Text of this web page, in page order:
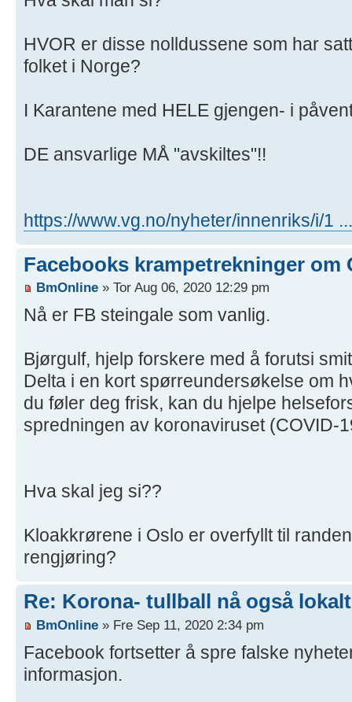
HVOR er disse nolldussene som har
folket i Norge?
I Karantene med HELE gjengen- i
DE ansvarlige MÅ "avskiltes"!!
https://www.vg.no/nyheter/innenriks/i/1
Facebooks krampetrekninger om
BmOnline » Tor Aug 06, 2020 12:29 pm
Nå er FB steingale som vanlig.
Bjørgulf, hjelp forskere med å forutsi
Delta i en kort spørreundersøkelse om
du føler deg frisk, kan du hjelpe
spredningen av koronaviruset (COVID-
Hva skal jeg si??
Kloakkrørene i Oslo er overfyllt til
rengjøring?
Re: Korona- tullball nå også
BmOnline » Fre Sep 11, 2020 2:34 pm
Facebook fortsetter å spre falske
informasjon.